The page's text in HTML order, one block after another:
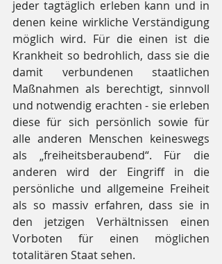
jeder tagtäglich erleben kann und in
denen keine wirkliche Verständigung
möglich wird. Für die einen ist die
Krankheit so bedrohlich, dass sie die
damit verbundenen staatlichen
Maßnahmen als berechtigt, sinnvoll
und notwendig erachten - sie erleben
diese für sich persönlich sowie für
alle anderen Menschen keineswegs
als „freiheitsberaubend“. Für die
anderen wird der Eingriff in die
persönliche und allgemeine Freiheit
als so massiv erfahren, dass sie in
den jetzigen Verhältnissen einen
Vorboten für einen möglichen
totalitären Staat sehen.